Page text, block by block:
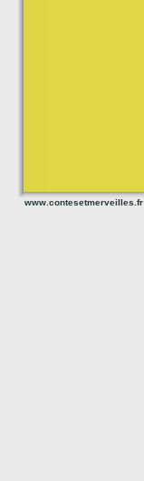
www.contesetmerveilles.fr